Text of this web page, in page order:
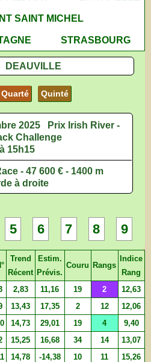
SAINT MICHEL
STRASBOURG
DEAUVILLE
Quarté Quinté
2025
Prix Irish River -
Challenge
à 15h15
- 47 600 € - 1400 m
à droite
5 6 7 8 9
Trend
Récent
Estim.
Prévis.
Couru Rangs
Indice
Rang
2,83 11,16 19 2 12,63
13,43 17,35 2 12 12,06
14,73 29,01 19 4 9,40
15,25 16,68 34 14 13,07
14,78 -14,38 10 11 15,26